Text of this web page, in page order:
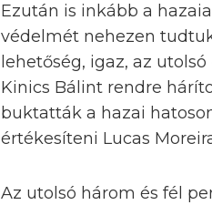
Ezután is inkább a
védelmét nehezen
lehetőség, igaz, az
Kinics Bálint rendre
buktatták a hazai
értékesíteni Lucas
Az utolsó három és fél